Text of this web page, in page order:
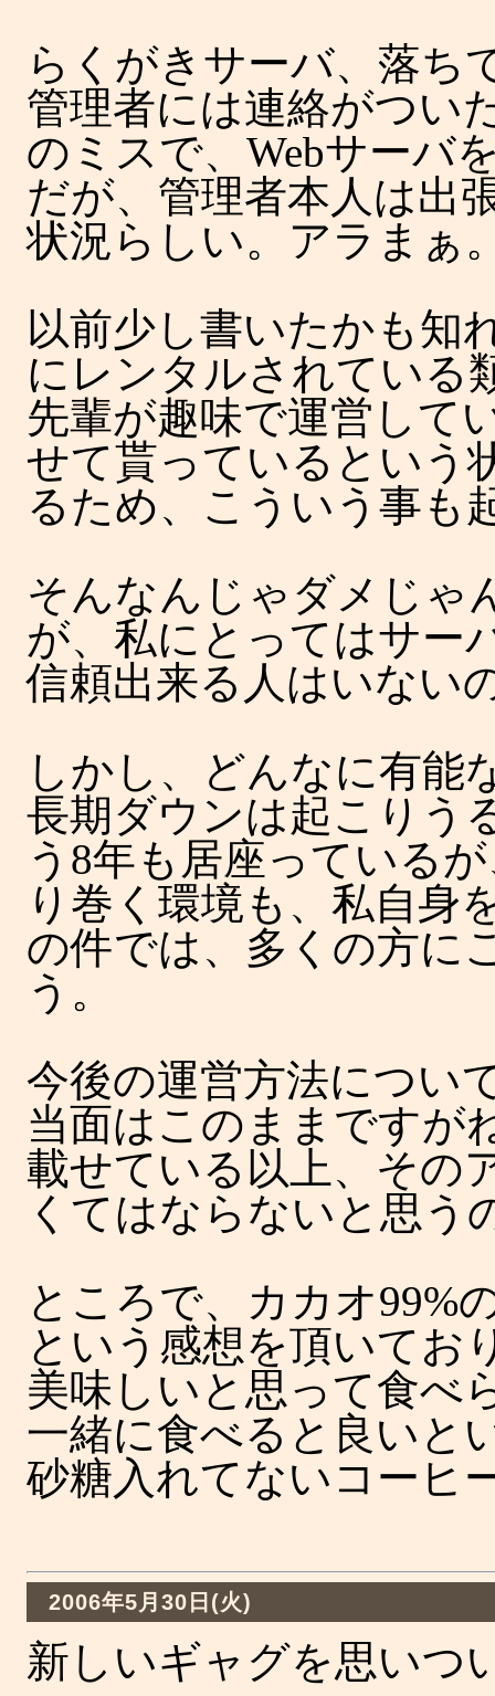
らくがきサーバ、落ち
管理者には連絡がつい
のミスで、Webサーバ
だが、管理者本人は出
状況らしい。アラまぁ
以前少し書いたかも知
にレンタルされている
先輩が趣味で運営して
せて貰っているという
るため、こういう事も
そんなんじゃダメじゃ
が、私にとってはサー
信頼出来る人はいない
しかし、どんなに有能
長期ダウンは起こりう
う8年も居座っている
り巻く環境も、私自身
の件では、多くの方に
う。
今後の運営方法につい
当面はこのままですが
載せている以上、その
くてはならないと思う
ところで、カカオ99%
という感想を頂いてお
美味しいと思って食べ
一緒に食べると良いと
砂糖入れてないコーヒ
2006年5月30日(火)
新しいギャグを思いつ